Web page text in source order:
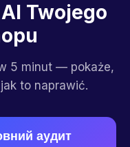
Twojego
5 minut — pokaże,
to naprawić.
аудит